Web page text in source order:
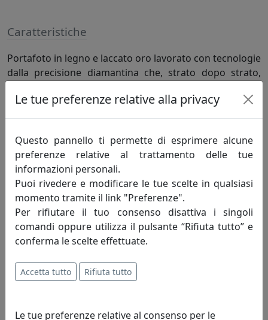
Caratteristiche
Portafoto in legno e laccato oro lavorato con tecnologie
dalla precisione diamantina che, strato dopo strato,
valorizzare ogni istante della nostra vita.
Informazioni sul brand
Home Decor fatto in Italia. Realizziamo
articoli per la casa e per la tavola che
coniugano la creatività e la tradizione
artigiana con le più avanzate tecnologie
produttive.
quarant’anni. Le nostre radici sono ben salde nella
tradizione artigiana del Made in Italy, ma il nostro
che ci hanno permesso di crescere e migliorarci.
Le tue preferenze relative alla privacy
Questo pannello ti permette di esprimere alcune
preferenze relative al trattamento delle tue
informazioni personali.
Puoi rivedere e modificare le tue scelte in qualsiasi
momento tramite il link "Preferenze".
Per rifiutare il tuo consenso disattiva i singoli
comandi oppure utilizza il pulsante “Rifiuta tutto” e
conferma le scelte effettuate.
Accetta tutto Rifiuta tutto
Le tue preferenze relative al consenso per le